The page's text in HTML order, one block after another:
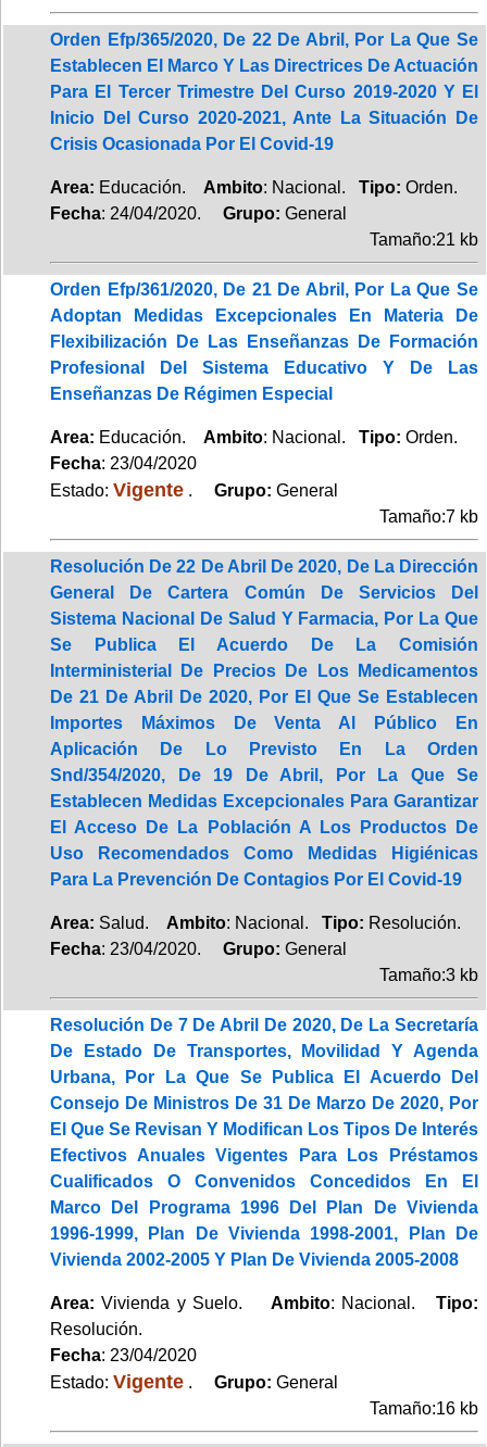
Orden Efp/365/2020, De 22 De Abril, Por La Que Se
Establecen El Marco Y Las Directrices De Actuación
Para El Tercer Trimestre Del Curso 2019-2020 Y El
Inicio Del Curso 2020-2021, Ante La Situación De
Crisis Ocasionada Por El Covid-19
Area: Educación. Ambito: Nacional. Tipo: Orden.
Fecha: 24/04/2020. Grupo: General
Tamaño:21 kb
Orden Efp/361/2020, De 21 De Abril, Por La Que Se
Adoptan Medidas Excepcionales En Materia De
Flexibilización De Las Enseñanzas De Formación
Profesional Del Sistema Educativo Y De Las
Enseñanzas De Régimen Especial
Area: Educación. Ambito: Nacional. Tipo: Orden.
Fecha: 23/04/2020
Estado: Vigente . Grupo: General
Tamaño:7 kb
Resolución De 22 De Abril De 2020, De La Dirección
General De Cartera Común De Servicios Del
Sistema Nacional De Salud Y Farmacia, Por La Que
Se Publica El Acuerdo De La Comisión
Interministerial De Precios De Los Medicamentos
De 21 De Abril De 2020, Por El Que Se Establecen
Importes Máximos De Venta Al Público En
Aplicación De Lo Previsto En La Orden
Snd/354/2020, De 19 De Abril, Por La Que Se
Establecen Medidas Excepcionales Para Garantizar
El Acceso De La Población A Los Productos De
Uso Recomendados Como Medidas Higiénicas
Para La Prevención De Contagios Por El Covid-19
Area: Salud. Ambito: Nacional. Tipo: Resolución.
Fecha: 23/04/2020. Grupo: General
Tamaño:3 kb
Resolución De 7 De Abril De 2020, De La Secretaría
De Estado De Transportes, Movilidad Y Agenda
Urbana, Por La Que Se Publica El Acuerdo Del
Consejo De Ministros De 31 De Marzo De 2020, Por
El Que Se Revisan Y Modifican Los Tipos De Interés
Efectivos Anuales Vigentes Para Los Préstamos
Cualificados O Convenidos Concedidos En El
Marco Del Programa 1996 Del Plan De Vivienda
1996-1999, Plan De Vivienda 1998-2001, Plan De
Vivienda 2002-2005 Y Plan De Vivienda 2005-2008
Area: Vivienda y Suelo. Ambito: Nacional.Tipo:
Resolución.
Fecha: 23/04/2020
Estado: Vigente . Grupo: General
Tamaño:16 kb